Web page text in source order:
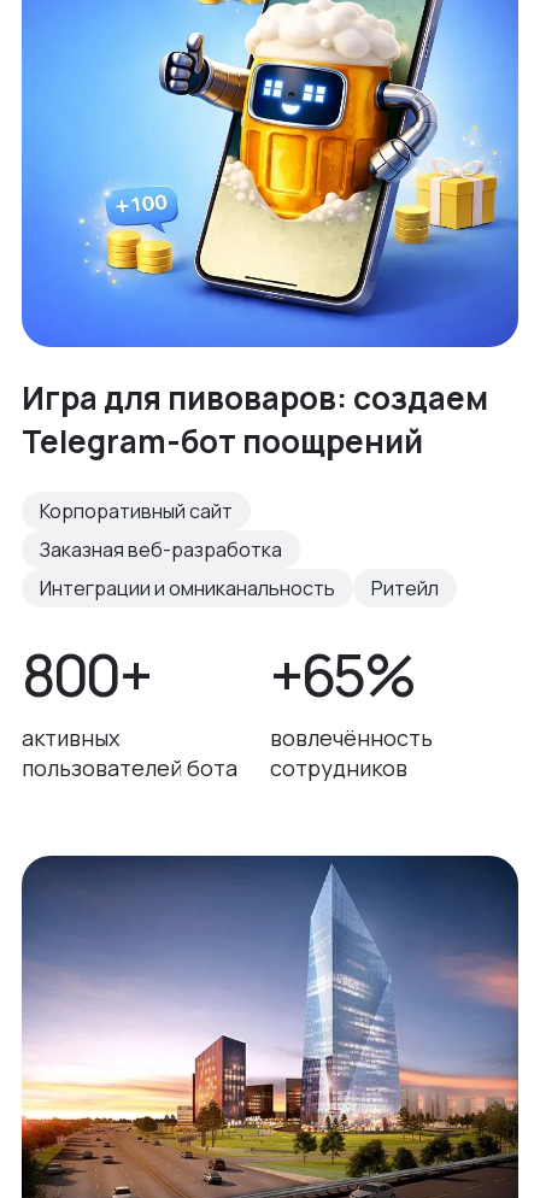
Игра для пивоваров: создаем
Telegram-бот поощрений
Корпоративный сайт
Заказная веб-разработка
Интеграции и омниканальность
Ритейл
800+
активных
пользователей бота
+65%
вовлечённость
сотрудников